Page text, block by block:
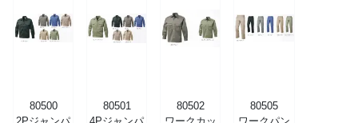
80500
80501
80502
80505